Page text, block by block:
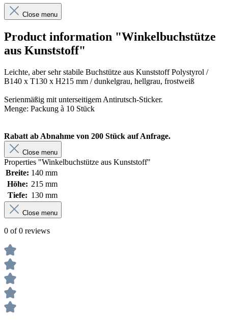
Close menu
Product information "Winkelbuchstütze
aus Kunststoff"
Leichte, aber sehr stabile Buchstütze aus Kunststoff Polystyrol /
B140 x T130 x H215 mm / dunkelgrau, hellgrau, frostweiß
Serienmäßig mit unterseitigem Antirutsch-Sticker.
Menge: Packung à 10 Stück
Rabatt ab Abnahme von 200 Stück auf Anfrage.
Close menu
Properties "Winkelbuchstütze aus Kunststoff"
Breite: 140 mm
Höhe: 215 mm
Tiefe: 130 mm
Close menu
0 of 0 reviews